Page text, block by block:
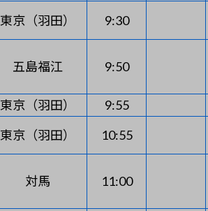
東京（羽田） 9:30
五島福江 9:50
東京（羽田） 9:55
東京（羽田） 10:55
対馬 11:00